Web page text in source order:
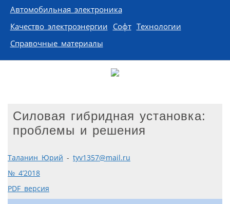
Автомобильная электроника
Качество электроэнергии Софт Технологии
Справочные материалы
Cиловая гибридная установка:
проблемы и решения
Таланин Юрий - tyv1357@mail.ru
№ 4’2018
PDF версия